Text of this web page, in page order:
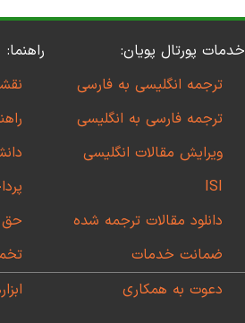
خدمات پورتال پویان:
ترجمه انگلیسی به فارسی
ترجمه فارسی به انگلیسی
ویرایش مقالات انگلیسی
ISI
دانلود مقالات ترجمه شده
ضمانت خدمات
راهنما:
حق
دعوت به همکاری